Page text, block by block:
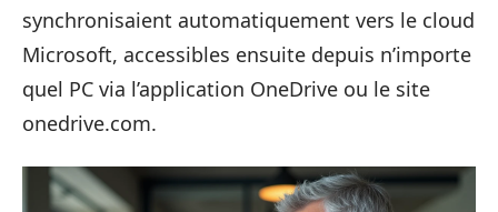
synchronisaient automatiquement vers le cloud
Microsoft, accessibles ensuite depuis n’importe
quel PC via l’application OneDrive ou le site
onedrive.com.